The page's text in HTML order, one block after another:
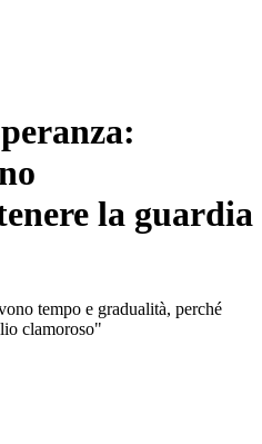
la guardia
tempo e gradualità, perché
clamoroso"